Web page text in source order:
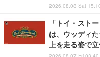
2026.08.08 Sat
「トイ・スト
は、ウッディ
上を走る姿で